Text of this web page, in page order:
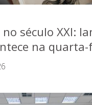
século XXI:
na